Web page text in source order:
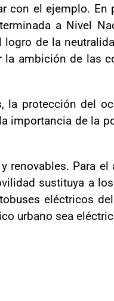
con el ejemplo.
a Nivel
de la
ambición de las
protección del
importancia de la
renovables. Para
sustituya a
eléctricos
urbano sea